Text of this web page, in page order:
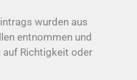
wurden aus
entnommen und
auf Richtigkeit oder